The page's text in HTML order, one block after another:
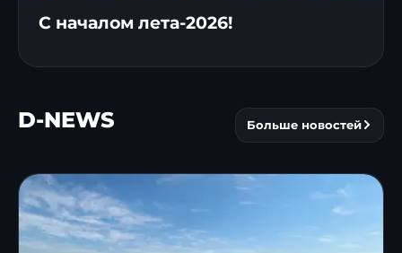
С началом лета-2026!
D-NEWS Больше новостей